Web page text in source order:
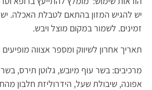
יש להגיש המזון בהתאם לטבלת האכלה.
זמינים. לשמור במקום מוצל ויבש.
תאריך אחרון לשיווק ומספר אצווה
מרכיבים: בשר עוף מיובש, גלוטן תירס, בשר
אפונה, שיבולת שעל, הידרוליזת חלבון